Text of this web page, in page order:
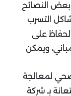
النصائح
التسرب
على
ويمكن
لمعالجة
بـ شركة